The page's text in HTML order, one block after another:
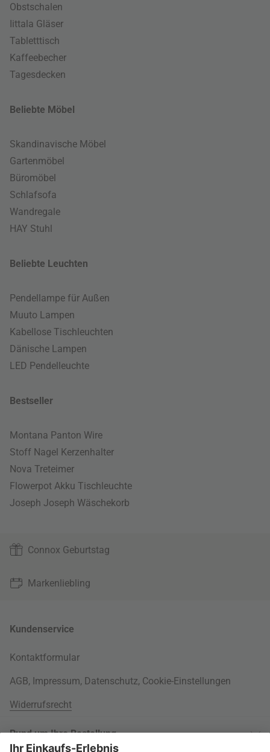
Obstschalen
Iittala Gläser
Tabletttisch
Kaffeebecher
Tagesdecken
Beliebte Möbel
Skandinavische Möbel
Gartenmöbel
Büromöbel
Schlafsofa
Wandregale
HAY Stuhl
Beliebte Leuchten
Pendellampe für Außen
Muuto Lampen
Kabellose Tischleuchten
Dänische Lampen
LED Pendelleuchte
Bestseller
Montana Panton Wire
Stoff Nagel Kerzenhalter
Nova Treteimer
Flowerpot Akku Tischleuchte
Joseph Joseph Wäschekorb
Connox Geburtstag
Markenliebling
Kundenservice
Kontaktformular
AGB, Impressum, Datenschutz, Cookie-Einstellungen
Widerrufsrecht
Rund um Ihre Bestellung